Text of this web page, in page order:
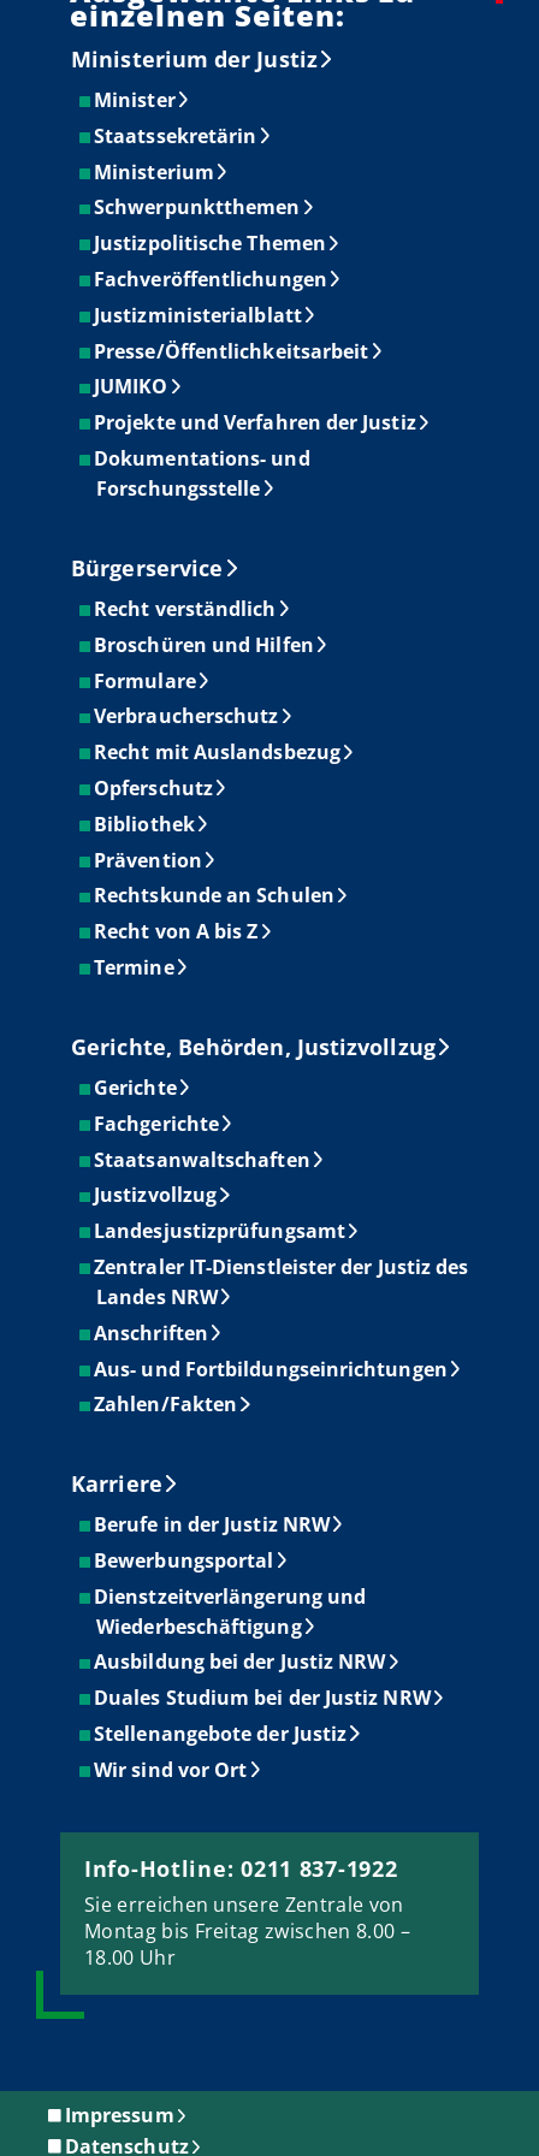
einzelnen Seiten:
Ministerium der Justiz
Minister
Staatssekretärin
Ministerium
Schwerpunktthemen
Justizpolitische Themen
Fachveröffentlichungen
Justizministerialblatt
Presse/Öffentlichkeitsarbeit
JUMIKO
Projekte und Verfahren der Justiz
Dokumentations- und
Forschungsstelle
Bürgerservice
Recht verständlich
Broschüren und Hilfen
Formulare
Verbraucherschutz
Recht mit Auslandsbezug
Opferschutz
Bibliothek
Prävention
Rechtskunde an Schulen
Recht von A bis Z
Termine
Gerichte, Behörden, Justizvollzug
Gerichte
Fachgerichte
Staatsanwaltschaften
Justizvollzug
Landesjustizprüfungsamt
Zentraler IT-Dienstleister der Justiz des
Landes NRW
Anschriften
Aus- und Fortbildungseinrichtungen
Zahlen/Fakten
Karriere
Berufe in der Justiz NRW
Bewerbungsportal
Dienstzeitverlängerung und
Wiederbeschäftigung
Ausbildung bei der Justiz NRW
Duales Studium bei der Justiz NRW
Stellenangebote der Justiz
Wir sind vor Ort
Info-Hotline: 0211 837-1922
Sie erreichen unsere Zentrale von
Montag bis Freitag zwischen 8.00 –
18.00 Uhr
Impressum
Datenschutz